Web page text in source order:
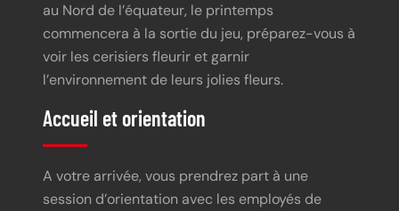
au Nord de l’équateur, le printemps
commencera à la sortie du jeu, préparez-vous à
voir les cerisiers fleurir et garnir
l’environnement de leurs jolies fleurs.
Accueil et orientation
A votre arrivée, vous prendrez part à une
session d’orientation avec les employés de